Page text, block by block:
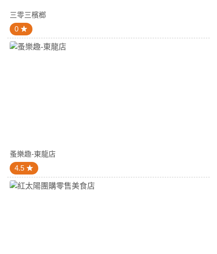
三零三檳榔
0
蚤樂趣-東龍店
4.5